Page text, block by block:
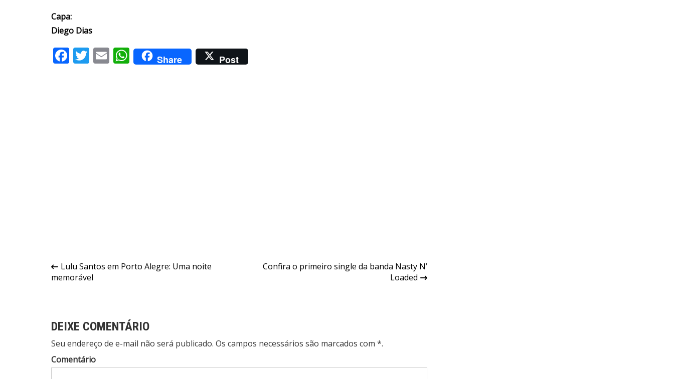
Capa:
Diego Dias
Facebook
Twitter
EmailWhatsApp
Share Post
Navegação
de
Lulu Santos em Porto Alegre: Uma noite
memorável
Confira o primeiro single da banda Nasty N’
Loaded
DEIXE COMENTÁRIO
Seu endereço de e-mail não será publicado. Os campos necessários são marcados com *.
Comentário